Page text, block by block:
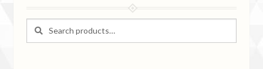
Search
Search